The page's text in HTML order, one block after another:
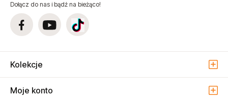
Dołącz do nas i bądź na bieżąco!
Kolekcje
Moje konto